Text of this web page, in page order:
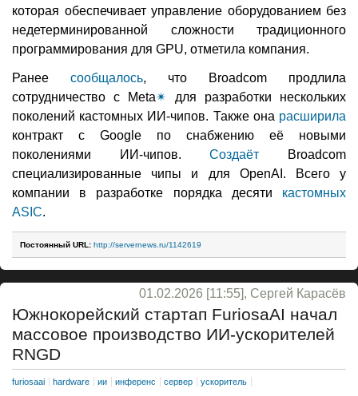
которая обеспечивает управление оборудованием без
недетерминированной сложности традиционного
программирования для GPU, отметила компания.
Ранее сообщалось, что Broadcom продлила
сотрудничество с Meta✴ для разработки нескольких
поколений кастомных ИИ-чипов. Также она расширила
контракт с Google по снабжению её новыми
поколениями ИИ-чипов.Создаёт Broadcom
специализированные чипы и для OpenAI. Всего у
компании в разработке порядка десяти кастомных
ASIC.
Постоянный URL: http://servernews.ru/1142619
01.02.2026 [11:55], Сергей Карасёв
Южнокорейский стартап FuriosaAI начал
массовое производство ИИ-ускорителей
RNGD
furiosaai hardware ии инференс сервер ускоритель